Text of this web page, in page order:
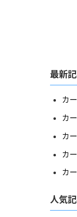
最新
カ
カ
カ
カ
カ
人気